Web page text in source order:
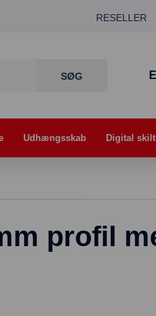
RESELLER
Udhængsskab Digital
profil